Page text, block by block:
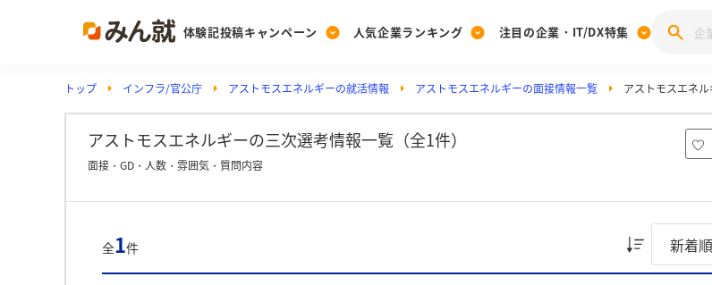
体験記投稿キャンペーン
Post
投稿する
[27卒] 本選考体験記投稿キャンペーン
人気企業ランキング
Ranking
ランキングを見る
Vote
注目の企業・IT/DX特集
PickUp
注目の企業特集
トップ インフラ/官公庁 アストモスエネルギーの就活情報 アストモスエネルギーの面接情報一覧 アストモスエネ
アストモスエネルギーの三次選考情報一覧（全1件）
面接・GD・人数・雰囲気・質問内容
全1件